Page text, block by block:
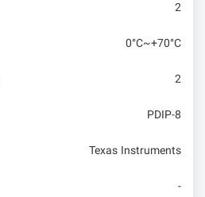
2
0°C~+70°C
2
PDIP-8
Texas Instruments
-